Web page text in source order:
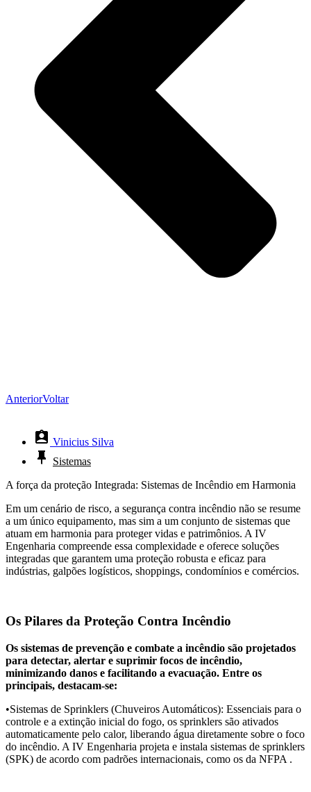
AnteriorVoltar
Vinicius Silva
Sistemas
A força da proteção Integrada: Sistemas de Incêndio em Harmonia
Em um cenário de risco, a segurança contra incêndio não se resume
a um único equipamento, mas sim a um conjunto de sistemas que
atuam em harmonia para proteger vidas e patrimônios. A IV
Engenharia compreende essa complexidade e oferece soluções
integradas que garantem uma proteção robusta e eficaz para
indústrias, galpões logísticos, shoppings, condomínios e comércios.
Os Pilares da Proteção Contra Incêndio
Os sistemas de prevenção e combate a incêndio são projetados
para detectar, alertar e suprimir focos de incêndio,
minimizando danos e facilitando a evacuação. Entre os
principais, destacam-se:
•Sistemas de Sprinklers (Chuveiros Automáticos): Essenciais para o
controle e a extinção inicial do fogo, os sprinklers são ativados
automaticamente pelo calor, liberando água diretamente sobre o foco
do incêndio. A IV Engenharia projeta e instala sistemas de sprinklers
(SPK) de acordo com padrões internacionais, como os da NFPA .